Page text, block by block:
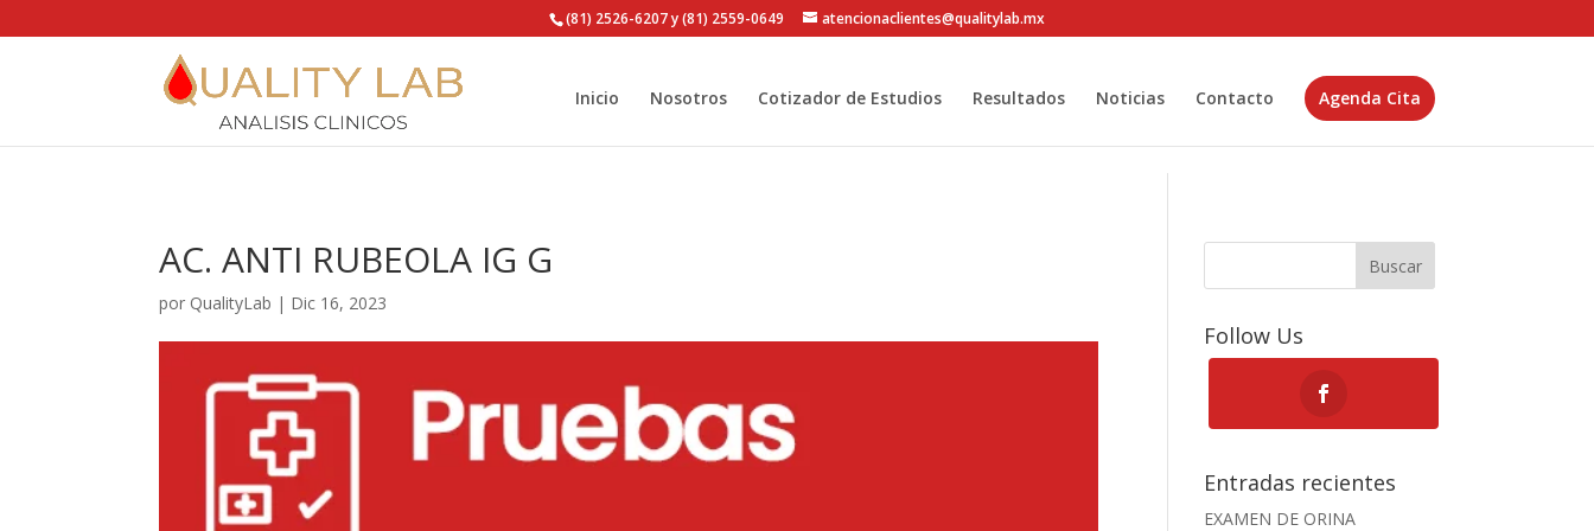
(81) 2526-6207 y (81) 2559-0649 atencionaclientes@qualitylab.mx
Inicio Nosotros Cotizador de Estudios Resultados Noticias Contacto Agenda Cita
AC. ANTI RUBEOLA IG G
por QualityLab | Dic 16, 2023
Buscar
Follow Us
Entradas recientes
EXAMEN DE ORINA